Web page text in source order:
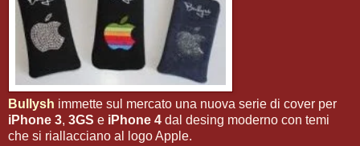
Bullysh immette sul mercato una nuova serie di cover per
iPhone 3, 3GS e iPhone 4 dal desing moderno con temi
che si riallacciano al logo Apple.